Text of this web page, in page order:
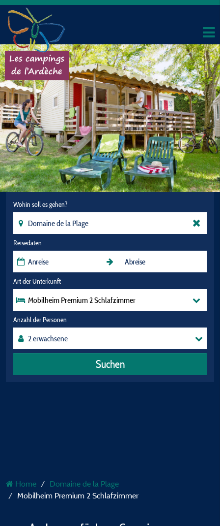
Wohin soll es gehen?
Reisedaten
Art der Unterkunft
Mobilheim Premium 2 Schlafzimmer
Anzahl der Personen
Suchen
Home
Domaine de la Plage
Mobilheim Premium 2 Schlafzimmer